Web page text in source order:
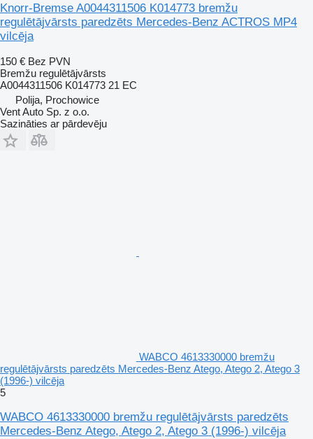
Knorr-Bremse A0044311506 K014773 bremžu
regulētājvārsts paredzēts Mercedes-Benz ACTROS MP4
vilcēja
150 € Bez PVN
Bremžu regulētājvārsts
A0044311506 K014773 21 EC
Polija, Prochowice
Vent Auto Sp. z o.o.
Sazināties ar pārdevēju
WABCO 4613330000 bremžu
regulētājvārsts paredzēts Mercedes-Benz Atego, Atego 2, Atego 3
(1996-) vilcēja
5
WABCO 4613330000 bremžu regulētājvārsts paredzēts
Mercedes-Benz Atego, Atego 2, Atego 3 (1996-) vilcēja